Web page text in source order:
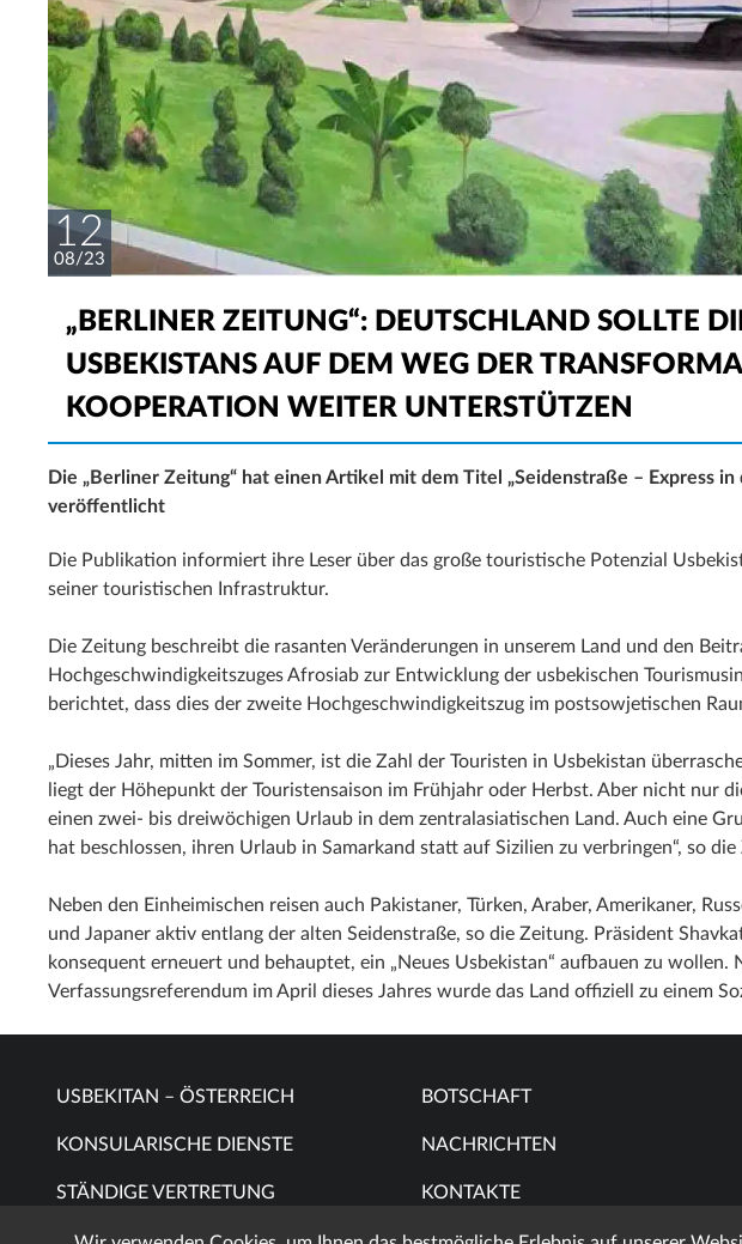
12
08/23
„BERLINER ZEITUNG“: DEUTSCHLAND SOLLTE
USBEKISTANS AUF DEM WEG DER
KOOPERATION WEITER UNTERSTÜTZEN
Die „Berliner Zeitung“ hat einen Artikel mit dem Titel „Seidenstraße – Express in
veröffentlicht
Die Publikation informiert ihre Leser über das große touristische Potenzial
seiner touristischen Infrastruktur.
Die Zeitung beschreibt die rasanten Veränderungen in unserem Land und den
Hochgeschwindigkeitszuges Afrosiab zur Entwicklung der usbekischen
berichtet, dass dies der zweite Hochgeschwindigkeitszug im postsowjetischen
„Dieses Jahr, mitten im Sommer, ist die Zahl der Touristen in Usbekistan
liegt der Höhepunkt der Touristensaison im Frühjahr oder Herbst. Aber nicht nur
einen zwei- bis dreiwöchigen Urlaub in dem zentralasiatischen Land. Auch eine
hat beschlossen, ihren Urlaub in Samarkand statt auf Sizilien zu verbringen“, so die
Neben den Einheimischen reisen auch Pakistaner, Türken, Araber, Amerikaner,
und Japaner aktiv entlang der alten Seidenstraße, so die Zeitung. Präsident
konsequent erneuert und behauptet, ein „Neues Usbekistan“ aufbauen zu wollen.
Verfassungsreferendum im April dieses Jahres wurde das Land offiziell zu einem
USBEKITAN – ÖSTERREICH BOTSCHAFT
KONSULARISCHE DIENSTE NACHRICHTEN
STÄNDIGE VERTRETUNG KONTAKTE